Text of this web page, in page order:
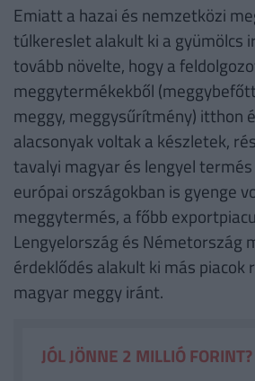
Emiatt a hazai és nemzetközi
túlkereslet alakult ki a gyümölcs
tovább növelte, hogy a
meggytermékekből
meggy, meggysűrítmény) itthon
alacsonyak voltak a készletek,
tavalyi magyar és lengyel
európai országokban is gyenge
meggytermés, a főbb
Lengyelország és Németország
érdeklődés alakult ki más piacok
magyar meggy iránt.
JÓL JÖNNE 2 MILLIÓ FORINT?